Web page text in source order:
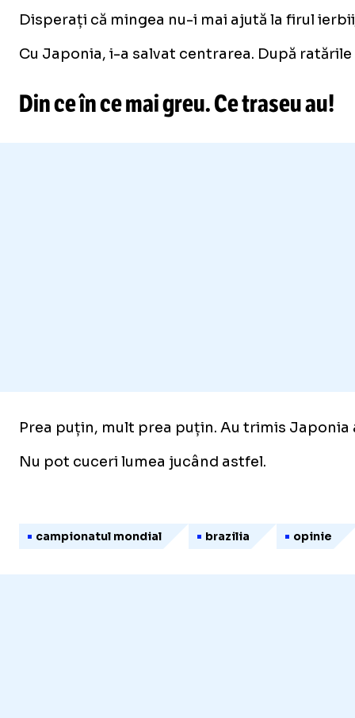
Disperați că mingea nu-i mai ajută la firul
Cu Japonia, i-a salvat centrarea. După
Din ce în ce mai greu. Ce traseu au!
Prea puțin, mult prea puțin. Au trimis
Nu pot cuceri lumea jucând astfel.
campionatul mondial brazilia opinie